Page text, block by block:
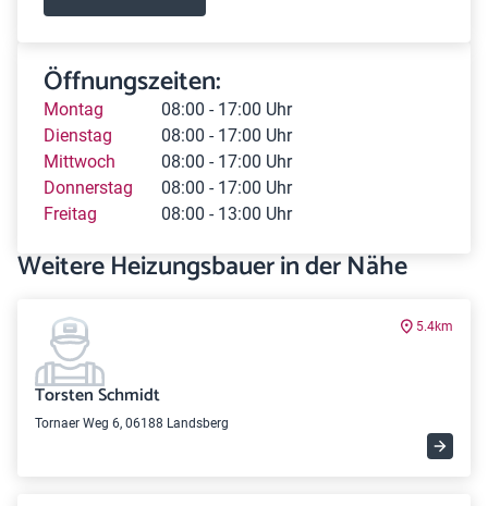
Öffnungszeiten:
Montag
08:00 - 17:00 Uhr
Dienstag
08:00 - 17:00 Uhr
Mittwoch
08:00 - 17:00 Uhr
Donnerstag
08:00 - 17:00 Uhr
Freitag
08:00 - 13:00 Uhr
Weitere Heizungsbauer in der Nähe
5.4km
Torsten Schmidt
Tornaer Weg 6, 06188 Landsberg